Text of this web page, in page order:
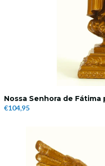
Nossa Senhora de Fátima
€104,95